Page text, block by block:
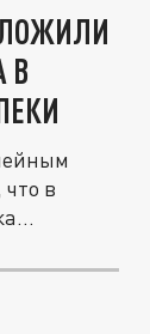
В
в